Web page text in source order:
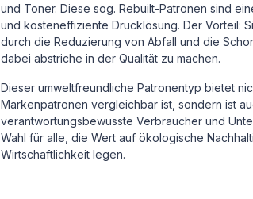
und Toner. Diese sog. Rebuilt-Patronen sind
und kosteneffiziente Drucklösung. Der Vorteil:
durch die Reduzierung von Abfall und die
dabei abstriche in der Qualität zu machen.
Dieser umweltfreundliche Patronentyp bietet
Markenpatronen vergleichbar ist, sondern ist
verantwortungsbewusste Verbraucher und
Wahl für alle, die Wert auf ökologische
Wirtschaftlichkeit legen.